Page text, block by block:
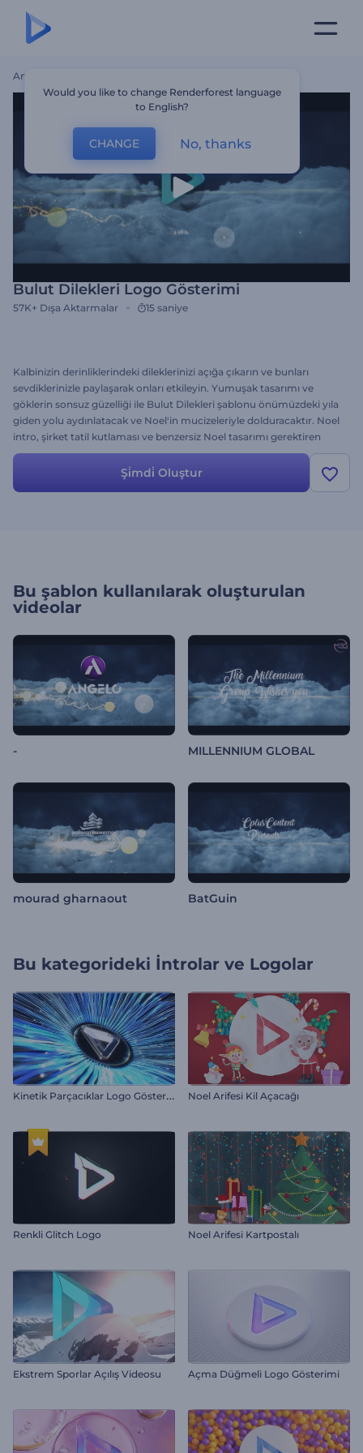
Ana Sayfa
Bulut Dilekleri Logo Gösterimi
57K+ Dışa Aktarmalar 15 saniye
Kalbinizin derinliklerindeki dileklerinizi açığa çıkarın ve bunları
sevdiklerinizle paylaşarak onları etkileyin. Yumuşak tasarımı ve
göklerin sonsuz güzelliği ile Bulut Dilekleri şablonu önümüzdeki yıla
giden yolu aydınlatacak ve Noel'in mucizeleriyle dolduracaktır. Noel
intro, şirket tatil kutlaması ve benzersiz Noel tasarımı gerektiren
tüm projelerde kullanmak için idealdir. Haydi beraber kutlayalım;
logonuzu yükleyin, Noel dileğinizi değiştirin, müzik ekleyin ve
Renderforest ile şahane bir videoya sahip olun. Şerefe!
Şi̇mdi̇ Oluştur
Bu şablon kullanılarak oluşturulan
videolar
- MILLENNIUM GLOBAL
mourad gharnaout BatGuin
Bu kategorideki İntrolar ve Logolar
K
inetik Parçacıklar Logo Gösterimi Noel Arifesi Kil Açacağı
Renkli Glitch Logo Noel Arifesi Kartpostalı
Ekstrem Sporlar Açılış Videosu Açma Düğmeli Logo Gösterimi
Would you like to change Renderforest language
to English?
CHANGE No, thanks